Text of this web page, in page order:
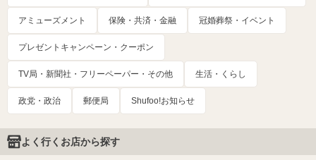
アミューズメント 保険・共済・金融 冠婚葬祭・イベント
プレゼントキャンペーン・クーポン
TV局・新聞社・フリーペーパー・その他 生活・くらし
政党・政治 郵便局 Shufoo!お知らせ
よく行くお店から探す